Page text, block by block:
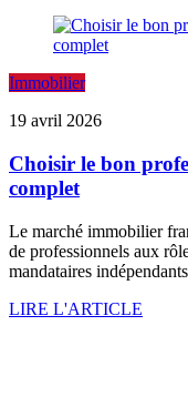
Immobilier
19 avril 2026
Choisir le bon
complet
Le marché immobilier
de professionnels aux
mandataires
LIRE L'ARTICLE